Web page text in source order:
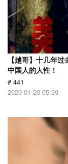
【越哥】十几年
中国人的人性！
# 441
2020-01-20 05:39